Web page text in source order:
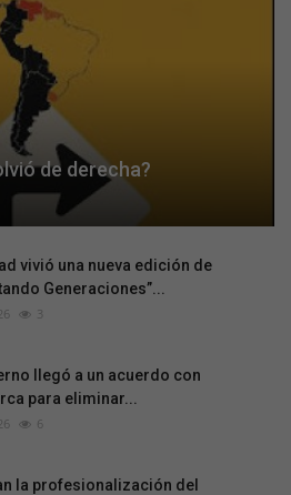
de derecha?
vivió una nueva edición de
Generaciones”...
3
llegó a un acuerdo con
para eliminar...
6
la profesionalización del